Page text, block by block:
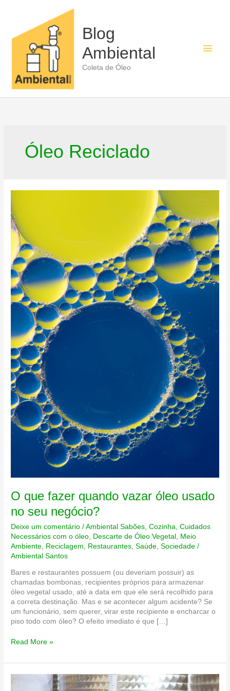
conteúdo
Blog
Ambiental
Coleta de Óleo
Óleo Reciclado
O que fazer quando vazar óleo usado
no seu negócio?
Deixe um comentário /Ambiental Sabões ,Cozinha ,Cuidados
Necessários com o óleo Descarte de Óleo Vegetal Meio
Ambiente Reciclagem Restaurantes ,Saúde ,Sociedade /
Ambiental Santos
Bares e restaurantes possuem (ou deveriam possuir) as
chamadas bombonas, recipientes próprios para armazenar
óleo vegetal usado, até a data em que ele será recolhido para
a correta destinação. Mas e se acontecer algum acidente? Se
um funcionário, sem querer, virar este recipiente e encharcar o
piso todo com óleo? O efeito imediato é que […]
O
vazar
Read More »